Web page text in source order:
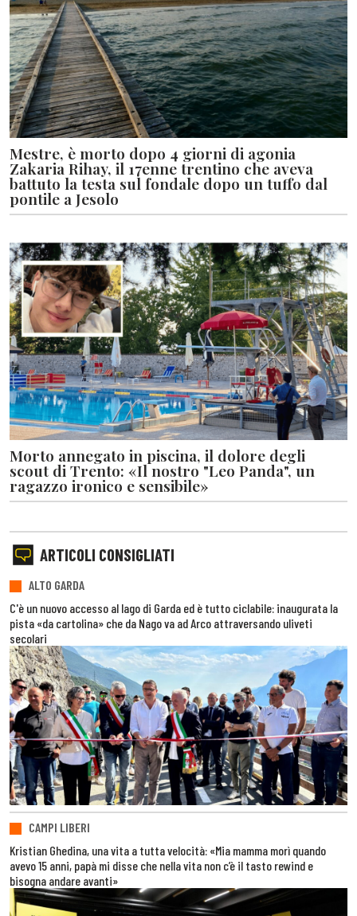
Mestre, è morto dopo 4 giorni di agonia
Zakaria Rihay, il 17enne trentino che aveva
battuto la testa sul fondale dopo un tuffo dal
pontile a Jesolo
Morto annegato in piscina, il dolore degli
scout di Trento: «Il nostro "Leo Panda", un
ragazzo ironico e sensibile»
ARTICOLI CONSIGLIATI
ALTO GARDA
C'è un nuovo accesso al lago di Garda ed è tutto ciclabile: inaugurata la
pista «da cartolina» che da Nago va ad Arco attraversando uliveti
secolari
CAMPI LIBERI
Kristian Ghedina, una vita a tutta velocità: «Mia mamma morì quando
avevo 15 anni, papà mi disse che nella vita non c’è il tasto rewind e
bisogna andare avanti»